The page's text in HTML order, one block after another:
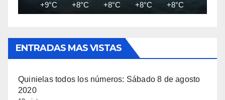
+9°C +8°C +8°C +8°C +8°C +7°C
ENTRADAS MAS VISTAS
Quinielas todos los números: Sábado 8 de agosto
2020